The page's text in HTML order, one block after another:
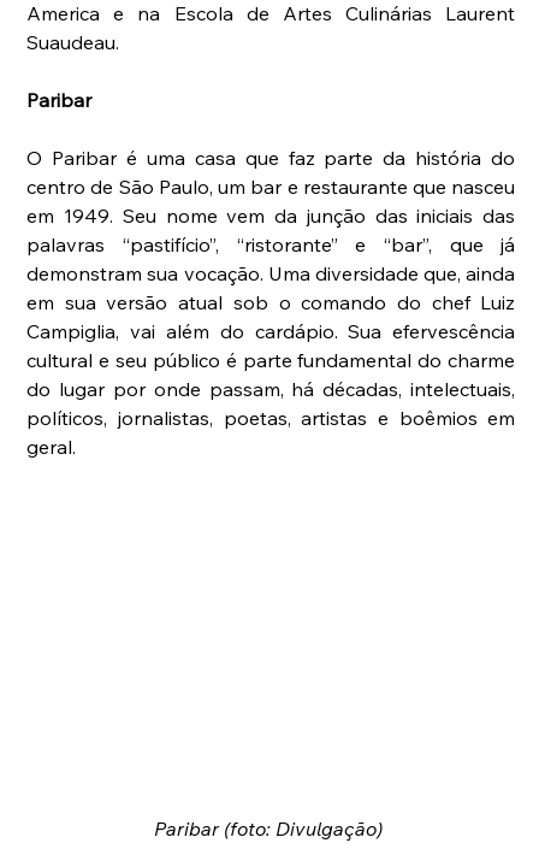
America e na Escola de Artes Culinárias Laurent
Suaudeau.
Paribar
O Paribar é uma casa que faz parte da história do
centro de São Paulo, um bar e restaurante que nasceu
em 1949. Seu nome vem da junção das iniciais das
palavras “pastifício”, “ristorante” e “bar”, que já
demonstram sua vocação. Uma diversidade que, ainda
em sua versão atual sob o comando do chef Luiz
Campiglia, vai além do cardápio. Sua efervescência
cultural e seu público é parte fundamental do charme
do lugar por onde passam, há décadas, intelectuais,
políticos, jornalistas, poetas, artistas e boêmios em
geral.
Paribar (foto: Divulgação)